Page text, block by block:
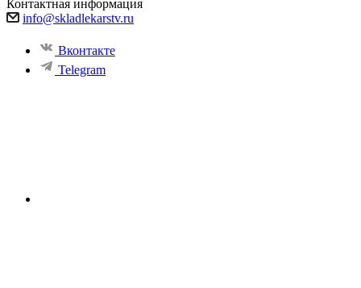
Контактная информация
info@skladlekarstv.ru
Вконтакте
Telegram